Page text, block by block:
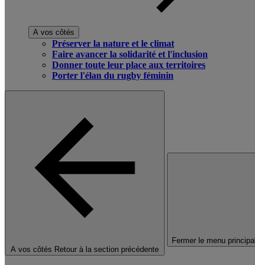
A vos côtés
Préserver la nature et le climat
Faire avancer la solidarité et l'inclusion
Donner toute leur place aux territoires
Porter l'élan du rugby féminin
A vos côtés Retour à la section précédente
Fermer le menu principal